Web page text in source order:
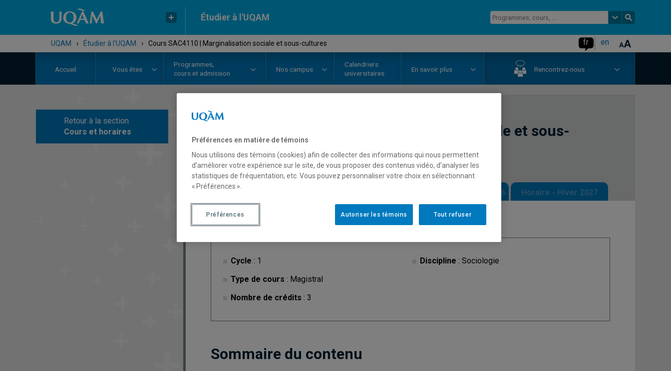
Étudier à l'UQAM
UQAM › Étudier à l'UQAM › Cours SAC4110 | Marginalisation sociale et sous-cultures fr en
Accueil Vous êtes
Programmes,
cours et admission
Nos campus
Calendriers
universitaires
En savoir plus Rencontrez-nous
Retour à la section
Cours et horaires
Marginalisation sociale et sous-
cultures
Horaire - Automne 2026 Horaire - Hiver 2027
Cycle : 1
Type de cours : Magistral
Nombre de crédits : 3
Discipline : Sociologie
Sommaire du contenu
Préférences en matière de témoins
Nous utilisons des témoins (cookies) afin de collecter des informations qui nous permettent
d’améliorer votre expérience sur le site, de vous proposer des contenus vidéo, d’analyser les
statistiques de fréquentation, etc. Vous pouvez personnaliser votre choix en sélectionnant
« Préférences ».
Tout refuser
Autoriser les témoins
Préférences